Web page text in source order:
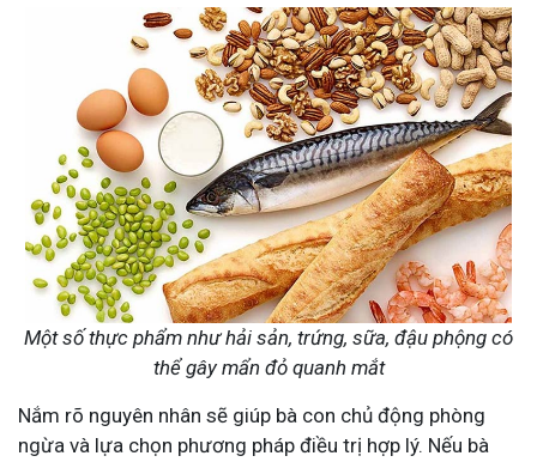
Một số thực phẩm như hải sản, trứng, sữa, đậu phộng có
thể gây mẩn đỏ quanh mắt
Nắm rõ nguyên nhân sẽ giúp bà con chủ động phòng
ngừa và lựa chọn phương pháp điều trị hợp lý. Nếu bà